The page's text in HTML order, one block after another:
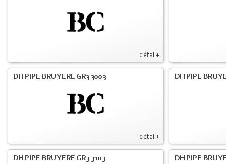
détail+
détail+
DH PIPE BRUYERE GR3 3003 DH PIPE
DH PIPE BRUYERE GR3 3103 DH PIPE